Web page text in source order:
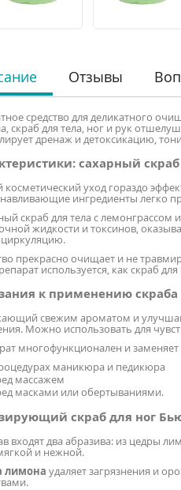
средство для деликатного
скраб для тела, ног и рук
дренаж и детоксикацию,
сахарный
уход гораздо
ингредиенты легко
скраб для тела с
жидкости и токсинов,
прекрасно очищает и не
используется, как скраб
к применению
свежим ароматом и
Можно использовать для
многофункционален и
маникюра и педикюра
массажем
масками или обертываниями.
скраб для ног
входят два абразива: из цедры
и нежной.
лимона удаляет загрязнения и
Отзывы